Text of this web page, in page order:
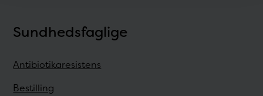
Sundhedsfaglige
Antibiotikaresistens
Bestilling